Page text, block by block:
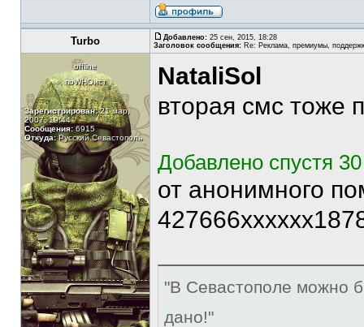
Turbo Добавлено: 25 сен, 2015, 18:28
Заголовок сообщения: Re: Реклама, премиумы,
offline
поWHOист
Зарегистрирован:21 мар,
2007, 19:44
Сообщения:6915
Откуда:Русский Севастополь
NataliSol
вторая смс тоже
Добавлено спустя
от анонимного
"В Севастополе можно
дано!"